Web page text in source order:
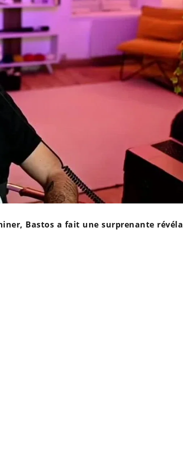
Bastos a fait une surprenante